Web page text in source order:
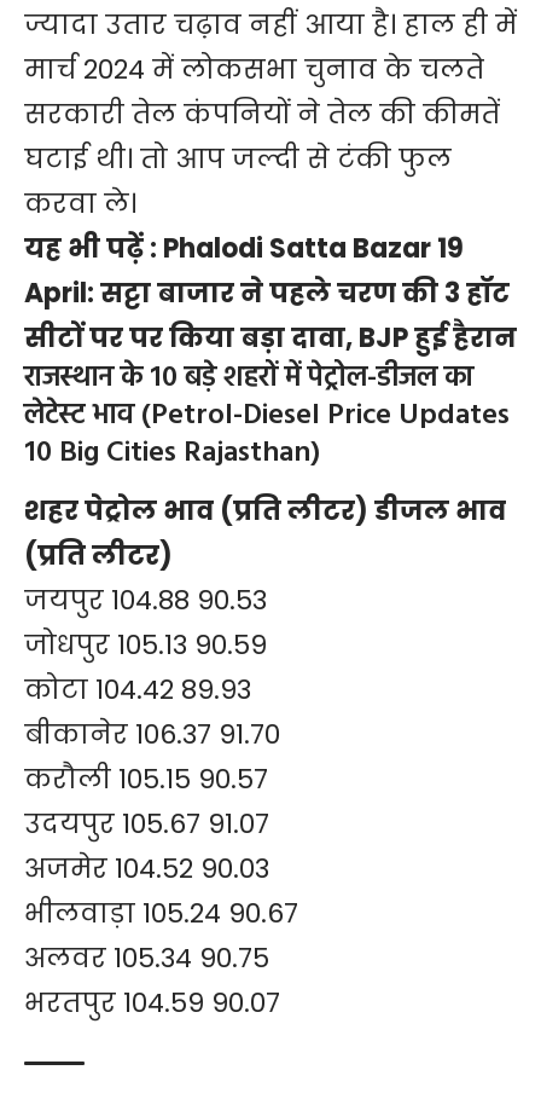
ज्यादा उतार चढ़ाव नहीं आया है। हाल ही में
मार्च 2024 में लोकसभा चुनाव के चलते
सरकारी तेल कंपनियों ने तेल की कीमतें
घटाई थी। तो आप जल्दी से टंकी फुल
करवा ले।
यह भी पढ़ें : Phalodi Satta Bazar 19
April: सट्टा बाजार ने पहले चरण की 3 हॉट
सीटों पर पर किया बड़ा दावा, BJP हुई हैरान
राजस्थान के 10 बड़े शहरों में पेट्रोल-डीजल का
लेटेस्ट भाव (Petrol-Diesel Price Updates
10 Big Cities Rajasthan)
शहर पेट्रोल भाव (प्रति लीटर) डीजल भाव
(प्रति लीटर)
जयपुर 104.88 90.53
जोधपुर 105.13 90.59
कोटा 104.42 89.93
बीकानेर 106.37 91.70
करौली 105.15 90.57
उदयपुर 105.67 91.07
अजमेर 104.52 90.03
भीलवाड़ा 105.24 90.67
अलवर 105.34 90.75
भरतपुर 104.59 90.07